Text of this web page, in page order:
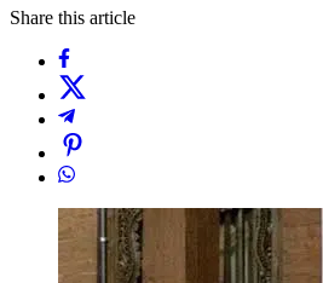
Share this article